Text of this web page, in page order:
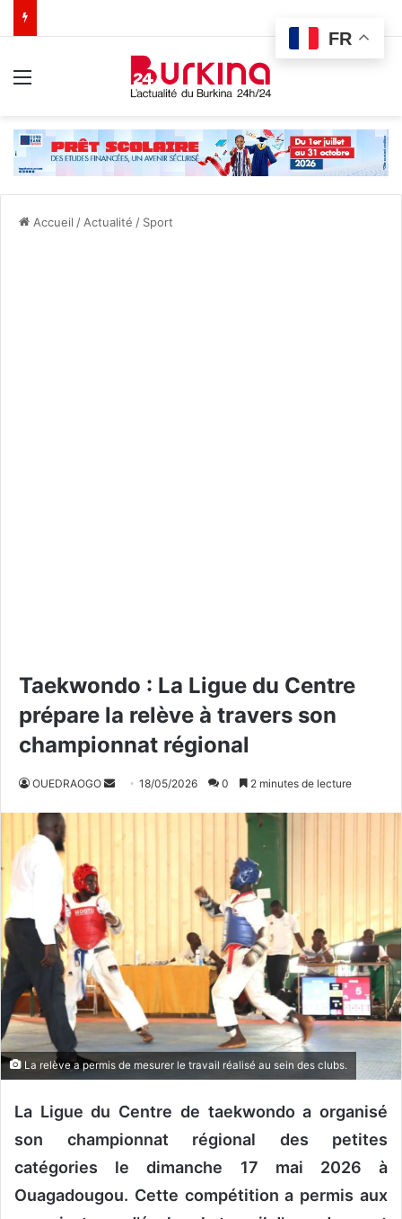
Accueil / Actualité / Sport
Taekwondo : La Ligue du Centre
prépare la relève à travers son
championnat régional
OUEDRAOGO
o
u
n
c
o
u
r
e
18/05/2026 0 2 minutes de lecture
La relève a permis de mesurer le travail réalisé au sein des clubs.
La Ligue du Centre de taekwondo a organisé
son championnat régional des petites
catégories le dimanche 17 mai 2026 à
Ouagadougou. Cette compétition a permis aux
FR